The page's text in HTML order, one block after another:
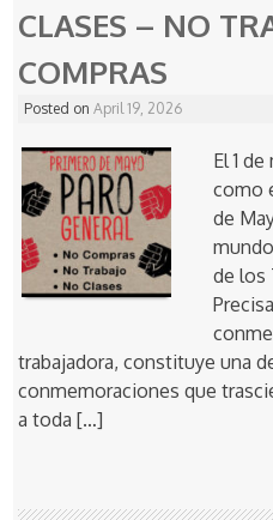
CLASES – NO
COMPRAS
Posted onApril 19, 2026
El 1
como
de
de los
trabajadora, constituye una
conmemoraciones que
a toda […]